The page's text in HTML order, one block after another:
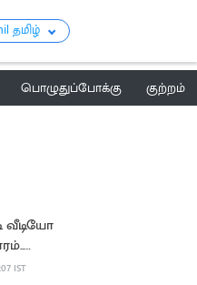
தமிழ்
பொழுதுப்போக்கு
குற்றம்
வீடியோ
IST